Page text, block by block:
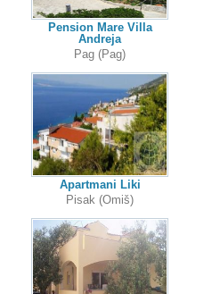
Pension Mare Villa
Andreja
Pag (Pag)
Apartmani Liki
Pisak (Omiš)